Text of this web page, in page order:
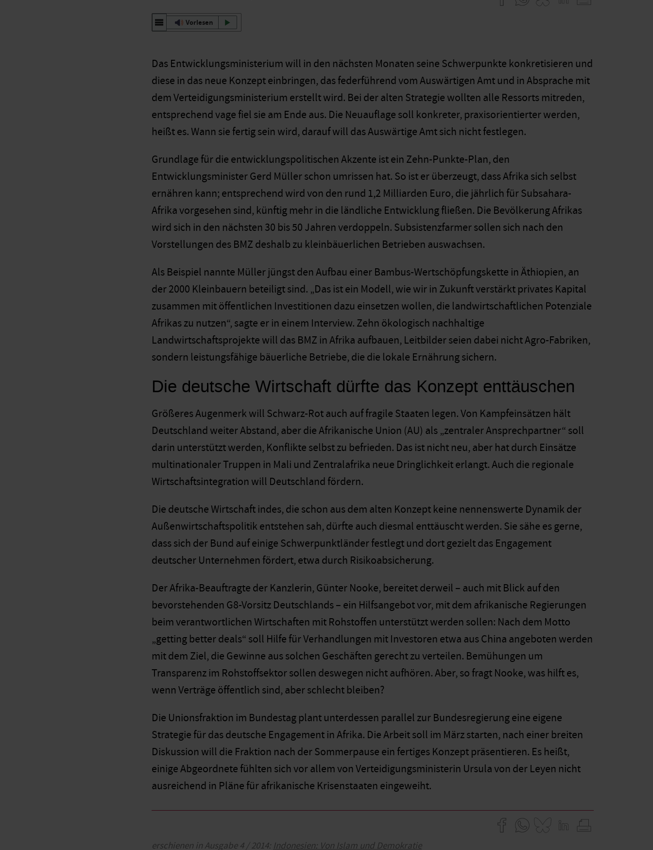
Vorlesen
Das Entwicklungsministerium will in den nächsten Monaten seine Schwerpunkte konkretisieren und
diese in das neue Konzept einbringen, das federführend vom Auswärtigen Amt und in Absprache mit
dem Verteidigungsministerium erstellt wird. Bei der alten Strategie wollten alle Ressorts mitreden,
entsprechend vage fiel sie am Ende aus. Die Neuauflage soll konkreter, praxisorientierter werden,
heißt es. Wann sie fertig sein wird, darauf will das Auswärtige Amt sich nicht festlegen.
Grundlage für die entwicklungspolitischen Akzente ist ein Zehn-Punkte-Plan, den
Entwicklungsminister Gerd Müller schon umrissen hat. So ist er überzeugt, dass Afrika sich selbst
ernähren kann; entsprechend wird von den rund 1,2 Milliarden Euro, die jährlich für Subsahara-
Afrika vorgesehen sind, künftig mehr in die ländliche Entwicklung fließen. Die Bevölkerung Afrikas
wird sich in den nächsten 30 bis 50 Jahren verdoppeln. Subsistenzfarmer sollen sich nach den
Vorstellungen des BMZ deshalb zu kleinbäuerlichen Betrieben auswachsen.
Als Beispiel nannte Müller jüngst den Aufbau einer Bambus-Wertschöpfungskette in Äthiopien, an
der 2000 Kleinbauern beteiligt sind. „Das ist ein Modell, wie wir in Zukunft verstärkt privates Kapital
zusammen mit öffentlichen Investitionen dazu einsetzen wollen, die landwirtschaftlichen Potenziale
Afrikas zu nutzen“, sagte er in einem Interview. Zehn ökologisch nachhaltige
Landwirtschaftsprojekte will das BMZ in Afrika aufbauen, Leitbilder seien dabei nicht Agro-Fabriken,
sondern leistungsfähige bäuerliche Betriebe, die die lokale Ernährung sichern.
Die deutsche Wirtschaft dürfte das Konzept enttäuschen
Größeres Augenmerk will Schwarz-Rot auch auf fragile Staaten legen. Von Kampfeinsätzen hält
Deutschland weiter Abstand, aber die Afrikanische Union (AU) als „zentraler Ansprechpartner“ soll
darin unterstützt werden, Konflikte selbst zu befrieden. Das ist nicht neu, aber hat durch Einsätze
multinationaler Truppen in Mali und Zentralafrika neue Dringlichkeit erlangt. Auch die regionale
Wirtschaftsintegration will Deutschland fördern.
Die deutsche Wirtschaft indes, die schon aus dem alten Konzept keine nennenswerte Dynamik der
Außenwirtschaftspolitik entstehen sah, dürfte auch diesmal enttäuscht werden. Sie sähe es gerne,
dass sich der Bund auf einige Schwerpunktländer festlegt und dort gezielt das Engagement
deutscher Unternehmen fördert, etwa durch Risikoabsicherung.
Der Afrika-Beauftragte der Kanzlerin, Günter Nooke, bereitet derweil – auch mit Blick auf den
bevorstehenden G8-Vorsitz Deutschlands – ein Hilfsangebot vor, mit dem afrikanische Regierungen
beim verantwortlichen Wirtschaften mit Rohstoffen unterstützt werden sollen: Nach dem Motto
„getting better deals“ soll Hilfe für Verhandlungen mit Investoren etwa aus China angeboten werden
mit dem Ziel, die Gewinne aus solchen Geschäften gerecht zu verteilen. Bemühungen um
Transparenz im Rohstoffsektor sollen deswegen nicht aufhören. Aber, so fragt Nooke, was hilft es,
wenn Verträge öffentlich sind, aber schlecht bleiben?
Die Unionsfraktion im Bundestag plant unterdessen parallel zur Bundesregierung eine eigene
Strategie für das deutsche Engagement in Afrika. Die Arbeit soll im März starten, nach einer breiten
Diskussion will die Fraktion nach der Sommerpause ein fertiges Konzept präsentieren. Es heißt,
einige Abgeordnete fühlten sich vor allem von Verteidigungsministerin Ursula von der Leyen nicht
ausreichend in Pläne für afrikanische Krisenstaaten eingeweiht.
erschienen in Ausgabe 4 / 2014:Indonesien: Von Islam und Demokratie